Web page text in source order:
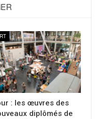
: les œuvres des
diplômés de